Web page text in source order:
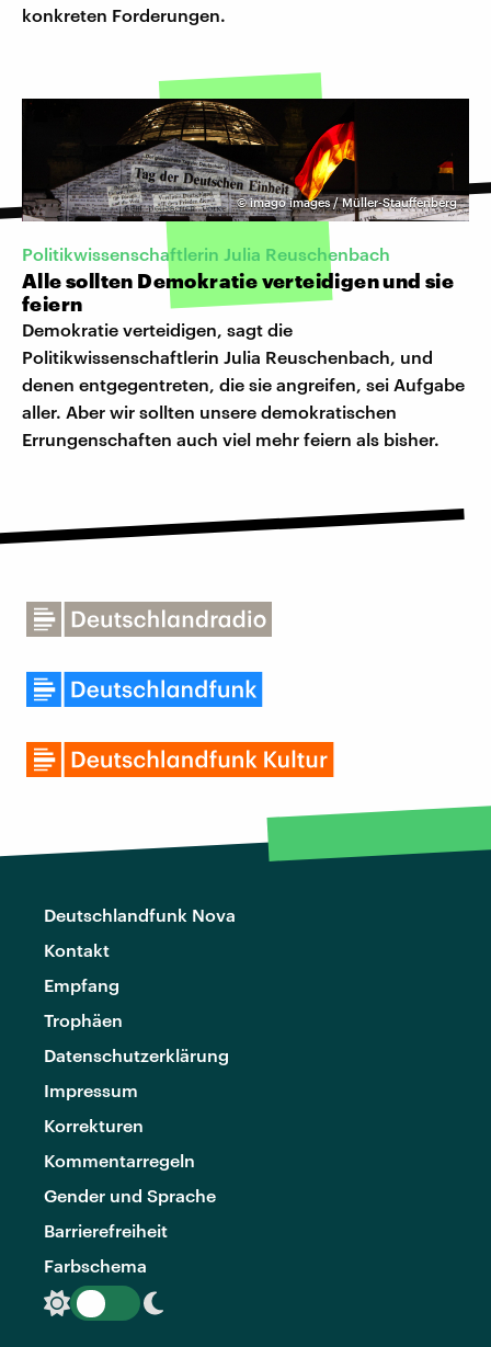
konkreten Forderungen.
©imago images / Müller-Stauffenberg
Politikwissenschaftlerin Julia Reuschenbach
Alle sollten Demokratie verteidigen und sie
feiern
Demokratie verteidigen, sagt die
Politikwissenschaftlerin Julia Reuschenbach, und
denen entgegentreten, die sie angreifen, sei Aufgabe
aller. Aber wir sollten unsere demokratischen
Errungenschaften auch viel mehr feiern als bisher.
Deutschlandfunk Nova
Kontakt
Empfang
Trophäen
Datenschutzerklärung
Impressum
Korrekturen
Kommentarregeln
Gender und Sprache
Barrierefreiheit
Farbschema